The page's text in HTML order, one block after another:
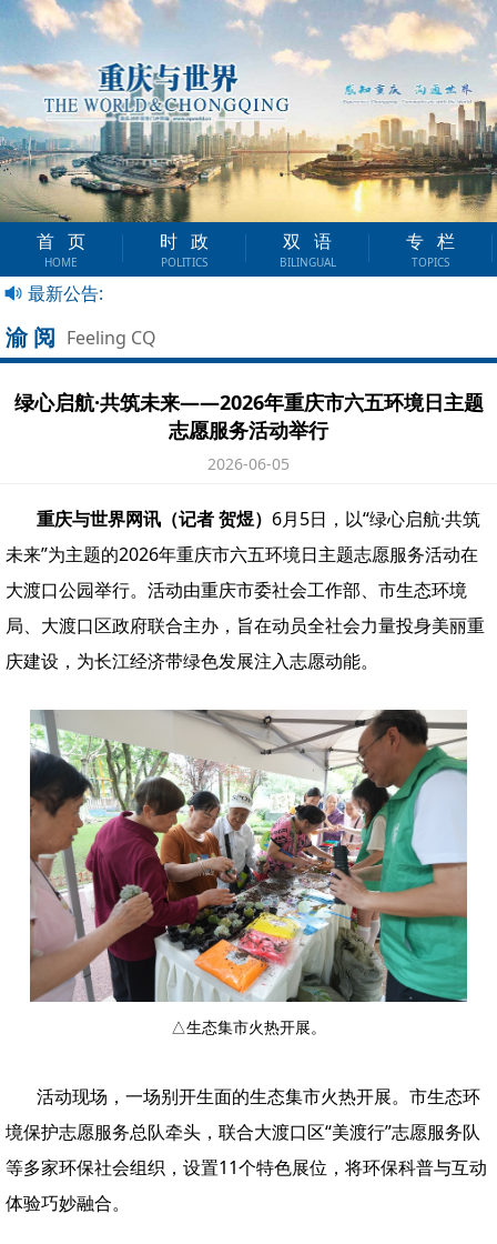
首页
HOME
时政
POLITICS
双语
BILINGUAL
专栏
TOPICS
最新公告:
渝阅 Feeling CQ
绿心启航·共筑未来——2026年重庆市六五环境日主题
志愿服务活动举行
2026-06-05
重庆与世界网讯（记者 贺煜） 6月5日，以“绿心启航·共筑
未来”为主题的2026年重庆市六五环境日主题志愿服务活动在
大渡口公园举行。活动由重庆市委社会工作部、市生态环境
局、大渡口区政府联合主办，旨在动员全社会力量投身美丽重
庆建设，为长江经济带绿色发展注入志愿动能。
△生态集市火热开展。
活动现场，一场别开生面的生态集市火热开展。市生态环
境保护志愿服务总队牵头，联合大渡口区“美渡行”志愿服务队
等多家环保社会组织，设置11个特色展位，将环保科普与互动
体验巧妙融合。